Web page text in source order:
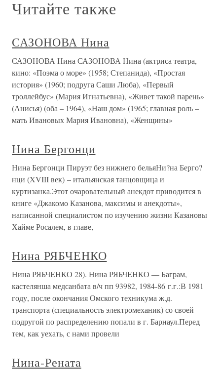
Читайте также
САЗОНОВА Нина
САЗОНОВА Нина САЗОНОВА Нина (актриса театра,
кино: «Поэма о море» (1958; Степанида), «Простая
история» (1960; подруга Саши Люба), «Первый
троллейбус» (Мария Игнатьевна), «Живет такой парень»
(Анисья) (оба – 1964), «Наш дом» (1965; главная роль –
мать Ивановых Мария Ивановна), «Женщины»
Нина Бергонци
Нина Бергонци Пируэт без нижнего бельяНи?на Берго?
нци (XVIII век) – итальянская танцовщица и
куртизанка.Этот очаровательный анекдот приводится в
книге «Джакомо Казанова, максимы и анекдоты»,
написанной специалистом по изучению жизни Казановы
Хайме Росалем, в главе,
Нина РЯБЧЕНКО
Нина РЯБЧЕНКО 28). Нина РЯБЧЕНКО — Баграм,
кастелянша медсанбата в/ч пп 93982, 1984-86 г.г.:В 1981
году, после окончания Омского техникума ж.д.
транспорта (специальность электромеханик) со своей
подругой по распределению попали в г. Барнаул.Перед
тем, как уехать, с нами провели
Нина-Рената